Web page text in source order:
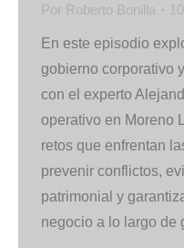
Por Roberto Bonilla
En este episodio
gobierno corporativo
con el experto
operativo en Moreno
retos que enfrentan
prevenir conflictos,
patrimonial y
negocio a lo largo